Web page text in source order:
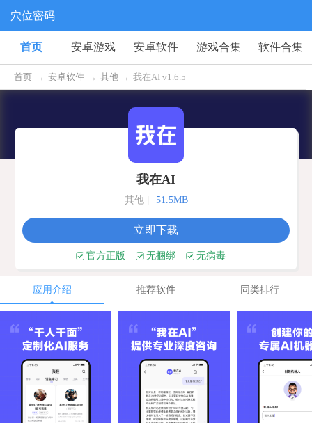
穴位密码
首页 安卓游戏 安卓软件 游戏合集 软件合集
首页 → 安卓软件 → 其他 → 我在AI v1.6.5
我在AI
其他 51.5MB
立即下载
官方正版 无捆绑 无病毒
应用介绍 推荐软件 同类排行